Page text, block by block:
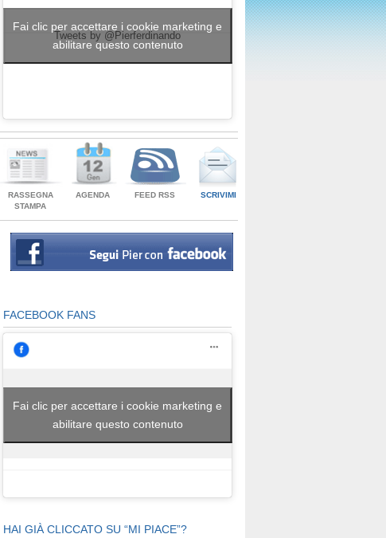
Tweets by @Pierferdinando
Fai clic per accettare i cookie marketing e
abilitare questo contenuto
RASSEGNA
STAMPA
AGENDA FEED RSS SCRIVIMI
FACEBOOK FANS
Fai clic per accettare i cookie marketing e
abilitare questo contenuto
HAI GIÀ CLICCATO SU “MI PIACE”?